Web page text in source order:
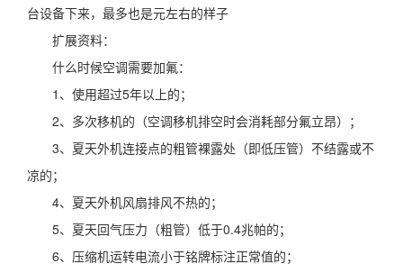
台设备下来，最多也是元左右的样子
扩展资料：
什么时候空调需要加氟：
1、使用超过5年以上的；
2、多次移机的（空调移机排空时会消耗部分氟立昂）；
3、夏天外机连接点的粗管裸露处（即低压管）不结露或不
凉的；
4、夏天外机风扇排风不热的；
5、夏天回气压力（粗管）低于0.4兆帕的；
6、压缩机运转电流小于铭牌标注正常值的；